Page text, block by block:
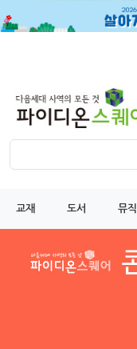
교재 도서 뮤직